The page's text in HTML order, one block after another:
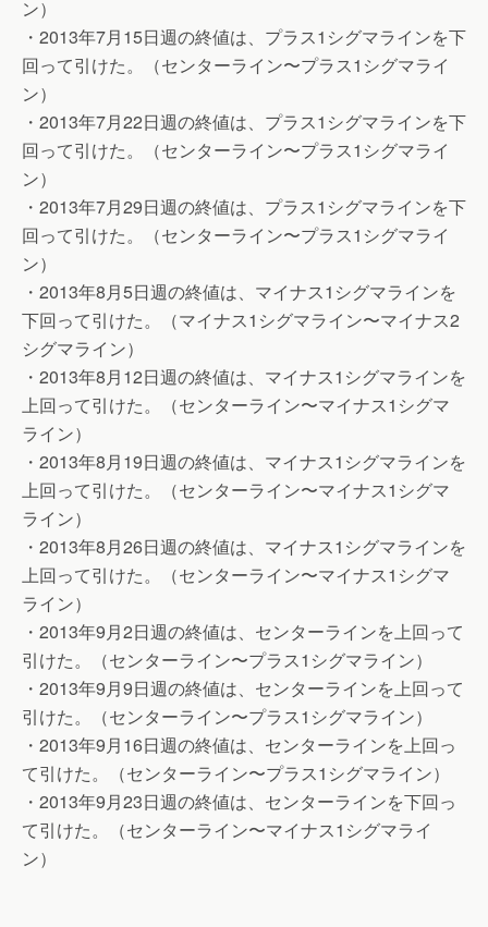
ン）
・2013年7月15日週の終値は、プラス1シグマラインを下
回って引けた。（センターライン〜プラス1シグマライ
ン）
・2013年7月22日週の終値は、プラス1シグマラインを下
回って引けた。（センターライン〜プラス1シグマライ
ン）
・2013年7月29日週の終値は、プラス1シグマラインを下
回って引けた。（センターライン〜プラス1シグマライ
ン）
・2013年8月5日週の終値は、マイナス1シグマラインを
下回って引けた。（マイナス1シグマライン〜マイナス2
シグマライン）
・2013年8月12日週の終値は、マイナス1シグマラインを
上回って引けた。（センターライン〜マイナス1シグマ
ライン）
・2013年8月19日週の終値は、マイナス1シグマラインを
上回って引けた。（センターライン〜マイナス1シグマ
ライン）
・2013年8月26日週の終値は、マイナス1シグマラインを
上回って引けた。（センターライン〜マイナス1シグマ
ライン）
・2013年9月2日週の終値は、センターラインを上回って
引けた。（センターライン〜プラス1シグマライン）
・2013年9月9日週の終値は、センターラインを上回って
引けた。（センターライン〜プラス1シグマライン）
・2013年9月16日週の終値は、センターラインを上回っ
て引けた。（センターライン〜プラス1シグマライン）
・2013年9月23日週の終値は、センターラインを下回っ
て引けた。（センターライン〜マイナス1シグマライ
ン）